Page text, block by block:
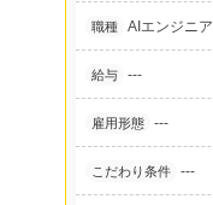
職種 AIエンジニア
給与 ---
雇用形態 ---
こだわり条件 ---